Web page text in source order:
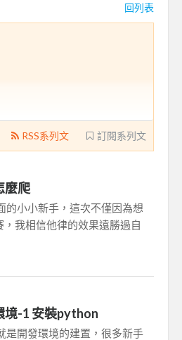
回列表
訂閱系列文
RSS系列文
麼爬
的小小新手，這次不僅因為想
我相信他律的效果遠勝過自
境-1 安裝python
是開發環境的建置，很多新手